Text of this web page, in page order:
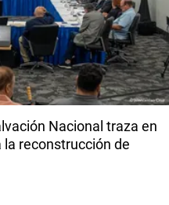
Nacional traza en
la reconstrucción de